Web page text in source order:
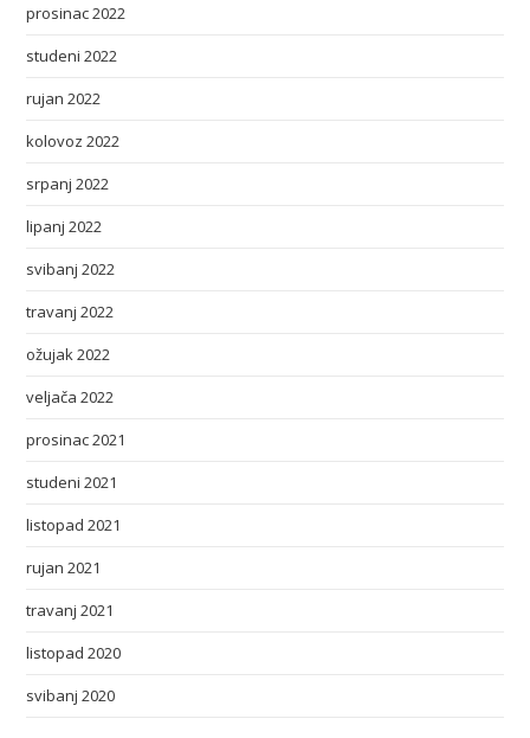
prosinac 2022
studeni 2022
rujan 2022
kolovoz 2022
srpanj 2022
lipanj 2022
svibanj 2022
travanj 2022
ožujak 2022
veljača 2022
prosinac 2021
studeni 2021
listopad 2021
rujan 2021
travanj 2021
listopad 2020
svibanj 2020